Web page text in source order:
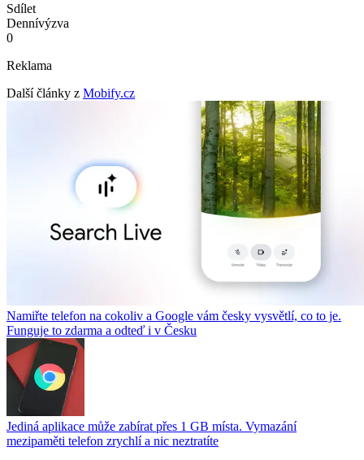
Sdílet
Dennívýzva
0
Reklama
Další články z Mobify.cz
Namiřte telefon na cokoliv a Google vám česky vysvětlí, co to je.
Funguje to zdarma a odteď i v Česku
Jediná aplikace může zabírat přes 1 GB místa. Vymazání
mezipaměti telefon zrychlí a nic neztratíte